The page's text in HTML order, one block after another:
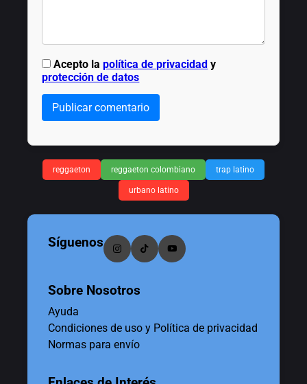
Acepto lapolítica de privacidad y
protección de datos
Publicar comentario
reggaeton reggaeton colombiano trap latino
urbano latino
Síguenos
Sobre Nosotros
Ayuda
Condiciones de uso y Política de privacidad
Normas para envío